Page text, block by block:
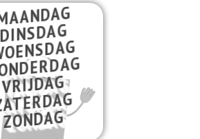
DINSDAG
VRIJDAG
ZONDAG